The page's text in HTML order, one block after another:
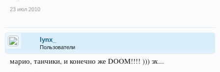
23 июл 2010
lynx_
Пользователи
марио, танчики, и конечно же DOOM!!!! ))) эх...